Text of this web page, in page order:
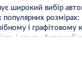
широкий вибір
популярних
і графітовому
і стиль.